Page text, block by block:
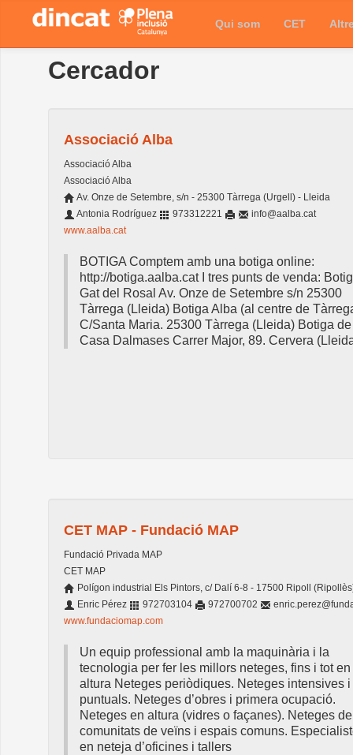
Qui som CET
Cercador
Associació Alba
Associació Alba
Associació Alba
Av. Onze de Setembre, s/n - 25300 Tàrrega (Urgell) - Lleida
Antonia Rodríguez
973312221
info@aalba.cat
www.aalba.cat
BOTIGA Comptem amb una botiga online:
http://botiga.aalba.cat I tres punts de venda:
Gat del Rosal Av. Onze de Setembre s/n 25300
Tàrrega (Lleida) Botiga Alba (al centre de
C/Santa Maria. 25300 Tàrrega (Lleida) Botiga
Casa Dalmases Carrer Major, 89. Cervera
CET MAP - Fundació MAP
Fundació Privada MAP
CET MAP
Polígon industrial Els Pintors, c/ Dalí 6-8 - 17500 Ripoll
Enric Pérez
972703104 972700702
www.fundaciomap.com
Un equip professional amb la maquinària i la
tecnologia per fer les millors neteges, fins i tot en
altura Neteges periòdiques. Neteges intensives i
puntuals. Neteges d’obres i primera ocupació.
Neteges en altura (vidres o façanes). Neteges de
comunitats de veïns i espais comuns.
en neteja d’oficines i tallers